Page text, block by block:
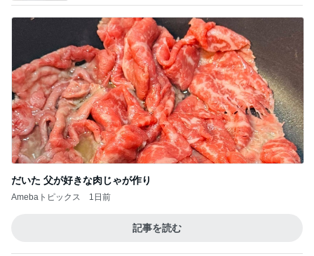
だいた 父が好きな肉じゃが作り
Amebaトピックス 1日前
記事を読む